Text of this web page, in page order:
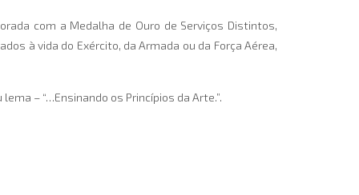
com a Medalha de Ouro de Serviços Distintos,
à vida do Exército, da Armada ou da Força Aérea,
– “…Ensinando os Princípios da Arte.”.